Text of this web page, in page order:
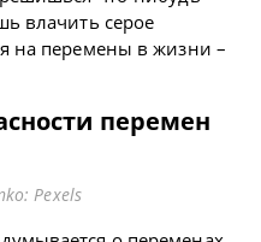
влачить серое
на перемены в жизни –
перемен
Pexels